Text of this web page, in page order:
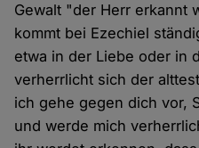
Gewalt "der Herr erkannt
kommt bei Ezechiel
etwa in der Liebe oder in
verherrlicht sich der
ich gehe gegen dich vor,
und werde mich